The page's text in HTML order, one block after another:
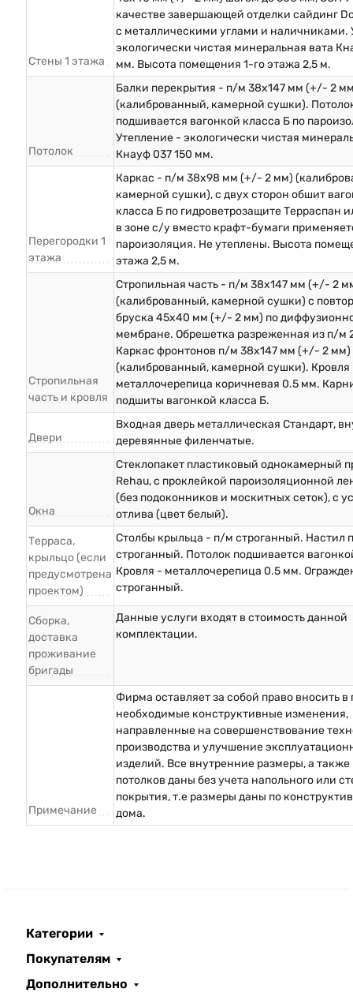
Стены 1 этажа
качестве завершающей отделки сайдинг
с металлическими углами и наличниками.
экологически чистая минеральная вата
мм. Высота помещения 1-го этажа 2,5 м.
Потолок
Балки перекрытия - п/м 38х147 мм (+/- 2
(калиброванный, камерной сушки).
подшивается вагонкой класса Б по
Утепление - экологически чистая
Кнауф 037 150 мм.
Перегородки 1
этажа
Каркас - п/м 38х98 мм (+/- 2 мм)
камерной сушки), с двух сторон обшит
класса Б по гидроветрозащите Терраспан
в зоне с/у вместо крафт-бумаги
пароизоляция. Не утеплены. Высота
этажа 2,5 м.
Стропильная
часть и кровля
Стропильная часть - п/м 38х147 мм (+/- 2
(калиброванный, камерной сушки) с
бруска 45х40 мм (+/- 2 мм) по
мембране. Обрешетка разреженная из п/м
Каркас фронтонов п/м 38х147 мм (+/- 2 мм)
(калиброванный, камерной сушки). Кровля
металлочерепица коричневая 0.5 мм.
подшиты вагонкой класса Б.
Двери
Входная дверь металлическая Стандарт,
деревянные филенчатые.
Окна
Стеклопакет пластиковый однокамерный
Rehau, с проклейкой пароизоляционной
(без подоконников и москитных сеток), с
отлива (цвет белый).
Терраса,
крыльцо (если
предусмотрена
проектом)
Столбы крыльца - п/м строганный. Настил
строганный. Потолок подшивается
Кровля - металлочерепица 0.5 мм.
строганный.
Сборка,
доставка
проживание
бригады
Данные услуги входят в стоимость данной
комплектации.
Примечание
Фирма оставляет за собой право вносить в
необходимые конструктивные изменения,
направленные на совершенствование
производства и улучшение
изделий. Все внутренние размеры, а также
потолков даны без учета напольного или
покрытия, т.е размеры даны по
дома.
Категории
Покупателям
Дополнительно